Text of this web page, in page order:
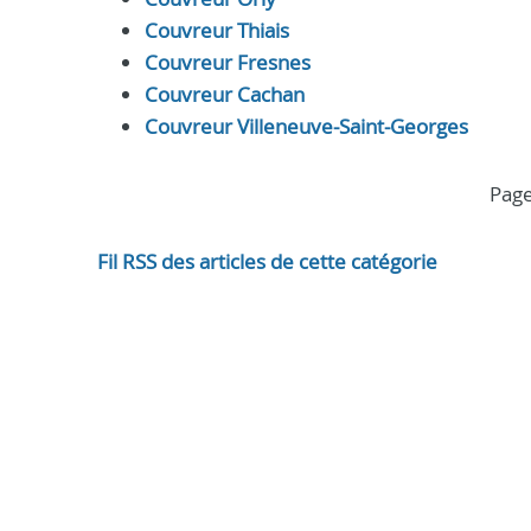
Couvreur Thiais
Couvreur Fresnes
Couvreur Cachan
Couvreur Villeneuve-Saint-Georges
Fil RSS des articles de cette catégorie